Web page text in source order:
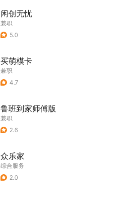
闲创无忧
兼职
5.0
买萌模卡
兼职
4.7
鲁班到家师傅版
兼职
2.6
众乐家
综合服务
2.0